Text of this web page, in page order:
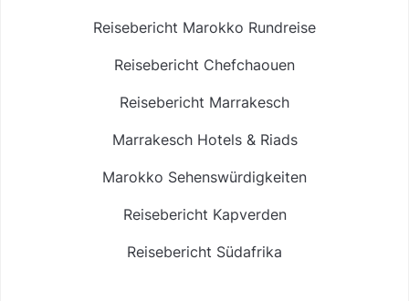
Reisebericht Marokko Rundreise
Reisebericht Chefchaouen
Reisebericht Marrakesch
Marrakesch Hotels & Riads
Marokko Sehenswürdigkeiten
Reisebericht Kapverden
Reisebericht Südafrika